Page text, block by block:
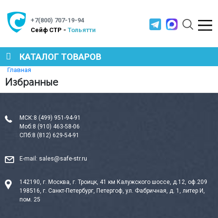
+7(800) 707-19-94
Cейф СТР - Тольятти
КАТАЛОГ ТОВАРОВ
СЕЙФЫ
МЕТАЛЛИЧЕСКАЯ МЕБЕЛЬ
ПРОИЗВОДСТВЕННАЯ МЕБЕЛЬ
Главная
Избранные
МСК:8 (499) 951-94-91
Моб:8 (910) 463-58-06
СПб:8 (812) 629-54-91
E-mail: sales@safe-str.ru
142190, г. Москва, г. Троицк, 41 км Калужского шоссе, д.12, оф.209
198516, г. Санкт-Петербург, Петергоф, ул. Фабричная, д. 1, литер И,
пом. 25